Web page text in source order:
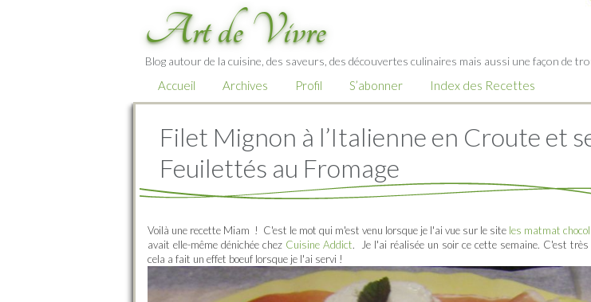
Art de Vivre
Blog autour de la cuisine, des saveurs, des découvertes culinaires mais aussi une façon de
Accueil Archives Profil S’abonner Index des Recettes
Filet Mignon à l’Italienne en Croute et
Feuilettés au Fromage
Voilà une recette Miam ! C'est le mot qui m'est venu lorsque je l'ai vue sur le site les matmat
avait elle-même dénichée chez Cuisine Addict. Je l'ai réalisée un soir ce cette semaine. C'est très
cela a fait un effet boeuf lorsque je l'ai servi !